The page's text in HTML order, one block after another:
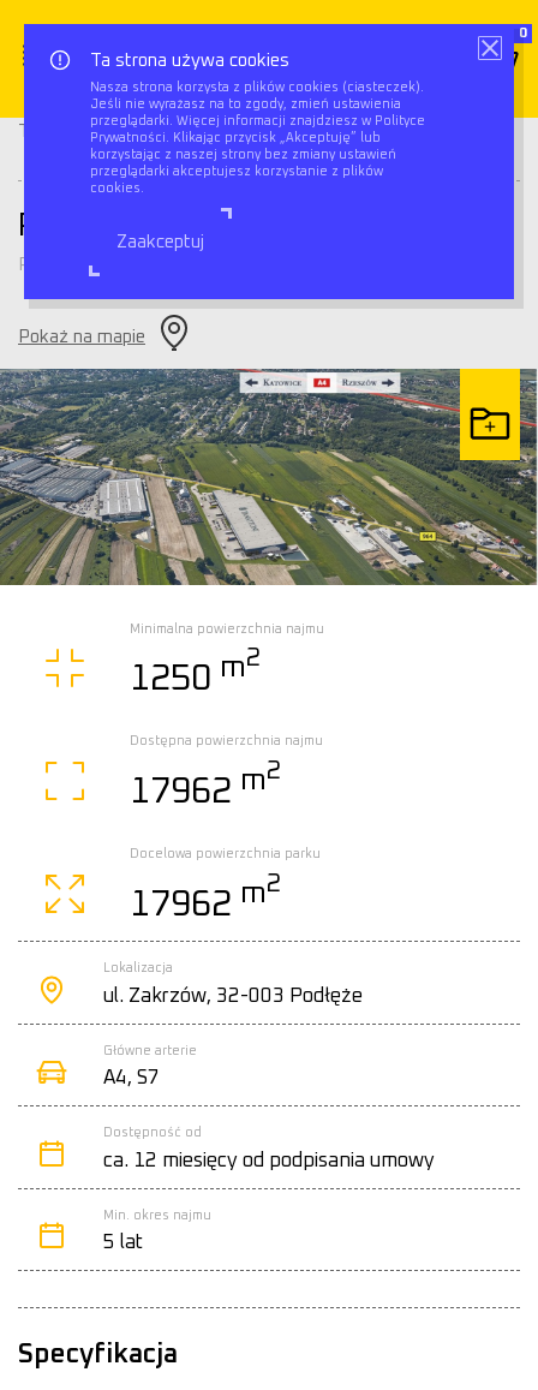
Ta strona używa cookies
Nasza strona korzysta z plików cookies (ciasteczek).
Jeśli nie wyrażasz na to zgody, zmień ustawienia
przeglądarki. Więcej informacji znajdziesz w Polityce
Prywatności. Klikając przycisk „Akceptuję” lub
korzystając z naszej strony bez zmiany ustawień
przeglądarki akceptujesz korzystanie z plików
cookies.
Zaakceptuj
0
Triflow Magazyny
Panattoni Park Kraków East
IV
Panattoni Park Kraków East IV
Podłęże
Pokaż na mapie
Minimalna powierzchnia najmu
1250 m2
Dostępna powierzchnia najmu
17962 m2
Docelowa powierzchnia parku
17962 m2
Lokalizacja
ul. Zakrzów, 32-003 Podłęże
Główne arterie
A4, S7
Dostępność od
ca. 12 miesięcy od podpisania umowy
Min. okres najmu
5 lat
Specyfikacja